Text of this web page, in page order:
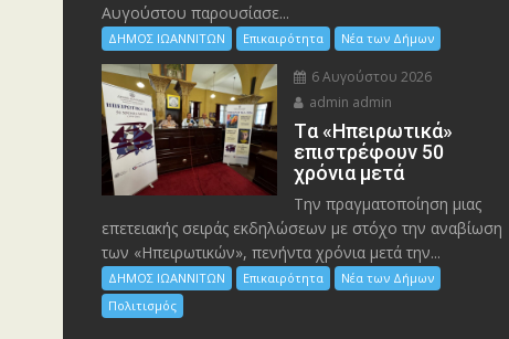
Αυγούστου παρουσίασε...
ΔΗΜΟΣ ΙΩΑΝΝΙΤΩΝ Επικαιρότητα Νέα των Δήμων
6 Αυγούστου 2026
admin admin
Tα «Ηπειρωτικά»
επιστρέφουν 50
χρόνια μετά
Την πραγματοποίηση μιας
επετειακής σειράς εκδηλώσεων με στόχο την αναβίωση
των «Ηπειρωτικών», πενήντα χρόνια μετά την...
ΔΗΜΟΣ ΙΩΑΝΝΙΤΩΝ Επικαιρότητα
Νέα των Δήμων
Πολιτισμός